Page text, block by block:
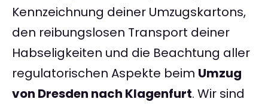
Kennzeichnung deiner Umzugskartons,
den reibungslosen Transport deiner
Habseligkeiten und die Beachtung aller
regulatorischen Aspekte beim Umzug
von Dresden nach Klagenfurt. Wir sind